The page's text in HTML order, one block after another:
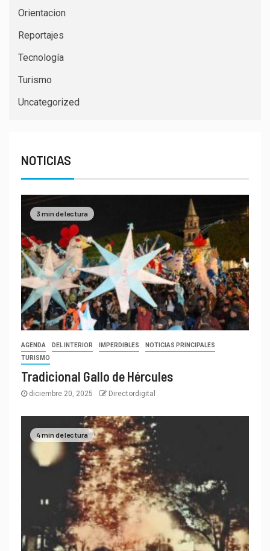
Orientacion
Reportajes
Tecnología
Turismo
Uncategorized
NOTICIAS
3 min de lectura
AGENDA DEL INTERIOR IMPERDIBLES
NOTICIAS PRINCIPALES
TURISMO
Tradicional Gallo de Hércules
diciembre 20, 2025 Directordigital
4 min de lectura